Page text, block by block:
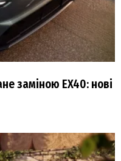
заміною EX40: нові